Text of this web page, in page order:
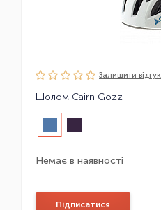
Залишити вiдгук
Шолом Cairn Gozz
Немає в наявності
Підписатися